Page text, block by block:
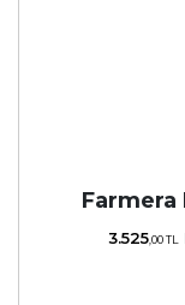
Farmera
3.525,00 TL